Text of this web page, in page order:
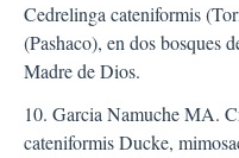
Cedrelinga cateniformis
(Pashaco), en dos bosques
Madre de Dios.
10. Garcia Namuche MA.
cateniformis Ducke,